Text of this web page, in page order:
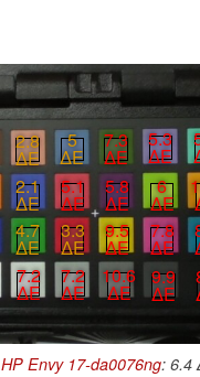
2.8
∆E
5
∆E
7.3
∆E
5.3
∆E
2.1
∆E
5.1
∆E
5.8
∆E
6
∆E
4.7
∆E
3.3
∆E
9.5
∆E
7.8
∆E
7.2
∆E
7.2
∆E
10.6
∆E
9.9
∆E
HP Envy 17-da0076ng: 6.4